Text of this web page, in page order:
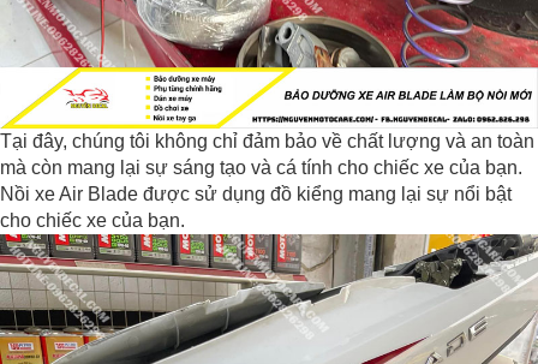
Tại đây, chúng tôi không chỉ đảm bảo về chất lượng và an toàn
mà còn mang lại sự sáng tạo và cá tính cho chiếc xe của bạn.
Nồi xe Air Blade được sử dụng đồ kiểng mang lại sự nổi bật
cho chiếc xe của bạn.